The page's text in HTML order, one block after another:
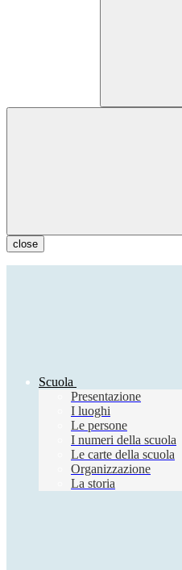
close
Scuola
Presentazione
I luoghi
Le persone
I numeri della scuola
Le carte della scuola
Organizzazione
La storia